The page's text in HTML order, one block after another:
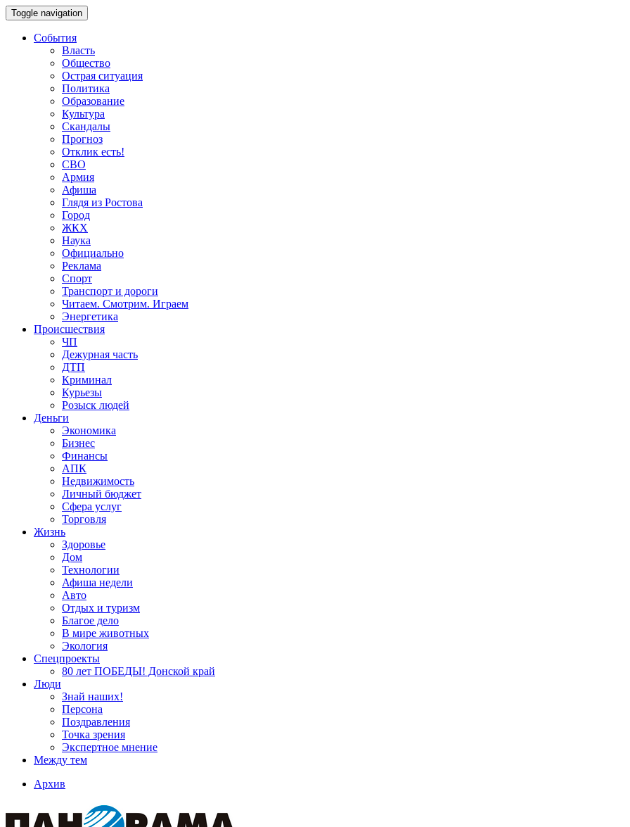
Toggle navigation
События
Власть
Общество
Острая ситуация
Политика
Образование
Культура
Скандалы
Прогноз
Отклик есть!
СВО
Армия
Афиша
Глядя из Ростова
Город
ЖКХ
Наука
Официально
Реклама
Спорт
Транспорт и дороги
Читаем. Смотрим. Играем
Энергетика
Происшествия
ЧП
Дежурная часть
ДТП
Криминал
Курьезы
Розыск людей
Деньги
Экономика
Бизнес
Финансы
АПК
Недвижимость
Личный бюджет
Сфера услуг
Торговля
Жизнь
Здоровье
Дом
Технологии
Афиша недели
Авто
Отдых и туризм
Благое дело
В мире животных
Экология
Спецпроекты
80 лет ПОБЕДЫ! Донской край
Люди
Знай наших!
Персона
Поздравления
Точка зрения
Экспертное мнение
Между тем
Архив